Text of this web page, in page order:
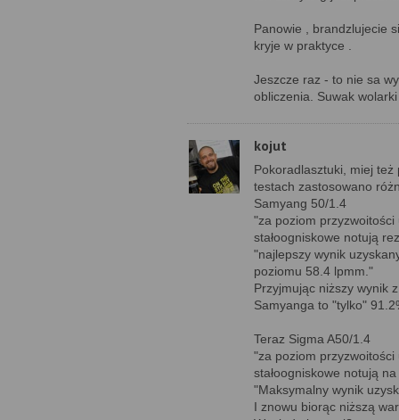
Panowie , brandzlujecie
kryje w praktyce .
Jeszcze raz - to nie sa
obliczenia. Suwak
kojut
Pokoradlasztuki, miej
testach zastosowano
Samyang 50/1.4
"za poziom
stałoogniskowe notują
"najlepszy wynik
poziomu 58.4 lpmm."
Przyjmując niższy wynik
Samyanga to "tylko"
Teraz Sigma A50/1.4
"za poziom
stałoogniskowe notują
"Maksymalny wynik
I znowu biorąc niższą